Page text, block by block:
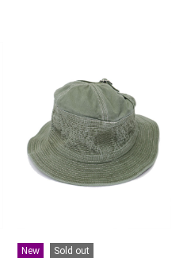
New Sold out